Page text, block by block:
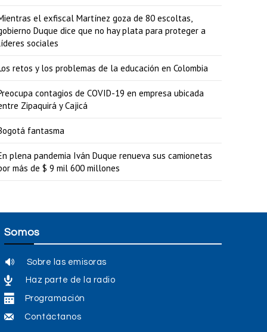
u
i
l
o
l
u
.
el exfiscal Martínez goza de 80 escoltas,
Duque dice que no hay plata para proteger a
sociales
retos y los problemas de la educación en Colombia
contagios de COVID-19 en empresa ubicada
Zipaquirá y Cajicá
fantasma
plena pandemia Iván Duque renueva sus camionetas
más de $ 9 mil 600 millones
Somos
Sobre las emisoras
Haz parte de la radio
Programación
Contáctanos